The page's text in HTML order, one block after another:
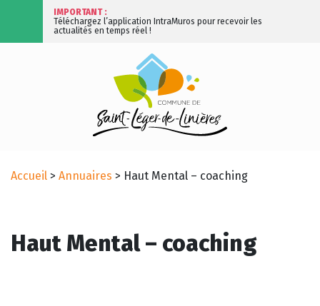
IMPORTANT :
Téléchargez l’application IntraMuros pour recevoir les
actualités en temps réel !
Accueil > Annuaires > Haut Mental – coaching
Haut Mental – coaching